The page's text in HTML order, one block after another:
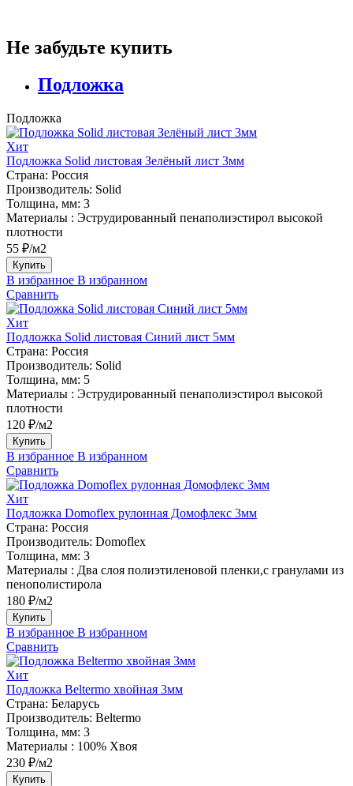
Не забудьте купить
Подложка
Подложка
Хит
Подложка Solid листовая Зелёный лист 3мм
Страна: Россия
Производитель: Solid
Толщина, мм: 3
Материалы : Эструдированный пенаполиэстирол высокой
плотности
55 ₽/м2
Купить
В избранное В избранном
Сравнить
Хит
Подложка Solid листовая Синий лист 5мм
Страна: Россия
Производитель: Solid
Толщина, мм: 5
Материалы : Эструдированный пенаполиэстирол высокой
плотности
120 ₽/м2
Купить
В избранное В избранном
Сравнить
Хит
Подложка Domoflex рулонная Домофлекс 3мм
Страна: Россия
Производитель: Domoflex
Толщина, мм: 3
Материалы : Два слоя полиэтиленовой пленки,с гранулами из
пенополистирола
180 ₽/м2
Купить
В избранное В избранном
Сравнить
Хит
Подложка Beltermo хвойная 3мм
Страна: Беларусь
Производитель: Beltermo
Толщина, мм: 3
Материалы : 100% Хвоя
230 ₽/м2
Купить